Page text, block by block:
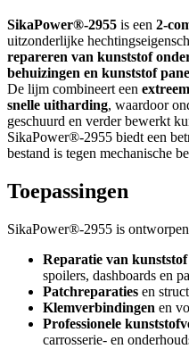
SikaPower®-2955 is een 2-
uitzonderlijke
repareren van kunststof
behuizingen en kunststof
De lijm combineert een
snelle uitharding, waardoor
geschuurd en verder bewerkt
SikaPower®-2955 biedt een
bestand is tegen mechanische
Toepassingen
SikaPower®-2955 is
Reparatie van
spoilers, dashboards en
Patchreparaties en
Klemverbindingen en
Professionele
carrosserie- en